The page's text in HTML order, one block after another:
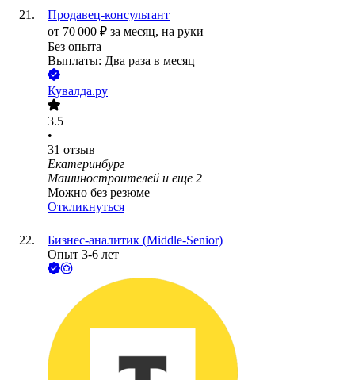
Продавец-консультант
от 70 000 ₽ за месяц, на руки
Без опыта
Выплаты: Два раза в месяц
Кувалда.ру
3.5
•
31 отзыв
Екатеринбург
Машиностроителей и еще 2
Можно без резюме
Откликнуться
Бизнес-аналитик (Middle-Senior)
Опыт 3-6 лет